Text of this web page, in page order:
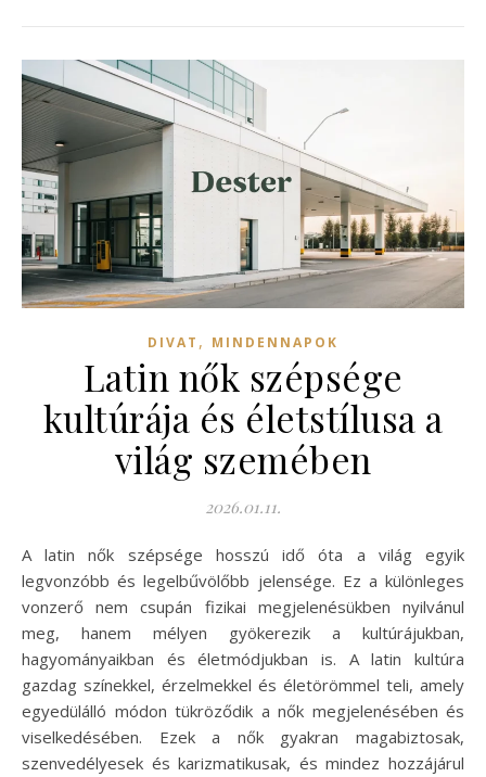
DIVAT , MINDENNAPOK
Latin nők szépsége
kultúrája és életstílusa a
világ szemében
2026.01.11.
A latin nők szépsége hosszú idő óta a világ egyik
legvonzóbb és legelbűvölőbb jelensége. Ez a különleges
vonzerő nem csupán fizikai megjelenésükben nyilvánul
meg, hanem mélyen gyökerezik a kultúrájukban,
hagyományaikban és életmódjukban is. A latin kultúra
gazdag színekkel, érzelmekkel és életörömmel teli, amely
egyedülálló módon tükröződik a nők megjelenésében és
viselkedésében. Ezek a nők gyakran magabiztosak,
szenvedélyesek és karizmatikusak, és mindez hozzájárul